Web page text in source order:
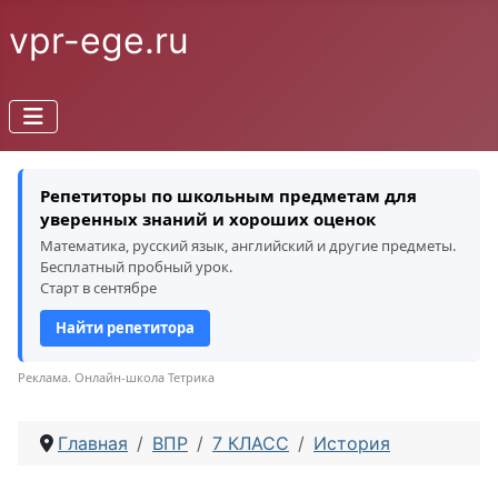
vpr-ege.ru
Репетиторы по школьным предметам для
уверенных знаний и хороших оценок
Математика, русский язык, английский и другие предметы.
Бесплатный пробный урок.
Старт в сентябре
Найти репетитора
Реклама. Онлайн-школа Тетрика
Главная ВПР 7 КЛАСС История